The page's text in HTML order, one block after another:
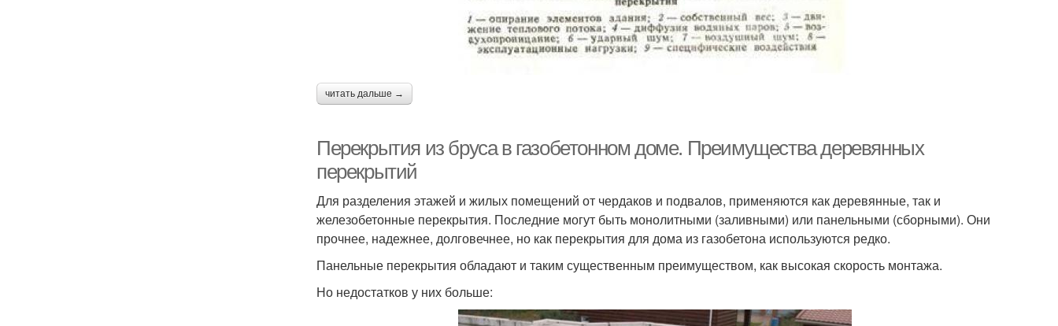
читать дальше →
Перекрытия из бруса в газобетонном доме. Преимущества деревянных
перекрытий
Для разделения этажей и жилых помещений от чердаков и подвалов, применяются как деревянные, так и
железобетонные перекрытия. Последние могут быть монолитными (заливными) или панельными (сборными). Они
прочнее, надежнее, долговечнее, но как перекрытия для дома из газобетона используются редко.
Панельные перекрытия обладают и таким существенным преимуществом, как высокая скорость монтажа.
Но недостатков у них больше: